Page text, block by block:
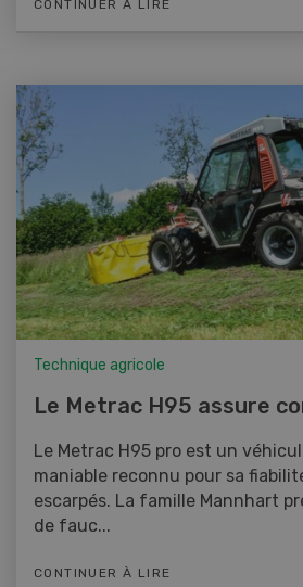
CONTINUER À LIRE
Technique agricole
Le Metrac H95 assure
Le Metrac H95 pro est un
maniable reconnu pour sa
escarpés. La famille Mannhart
de fauc...
CONTINUER À LIRE